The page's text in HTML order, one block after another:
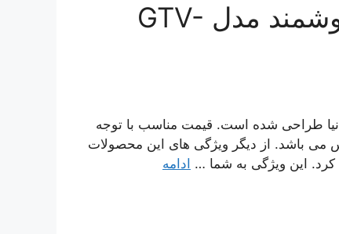
تلویزیون جی پلاس 40 اینچ هوشمند مدل GTV-
طراحی شده است. قیمت مناسب با توجه
می باشد. از دیگر ویژگی های این محصولات
کرد. این ویژگی به شما … ادامه